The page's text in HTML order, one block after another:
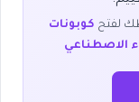
لفتح كوبونات
الاصطناعي